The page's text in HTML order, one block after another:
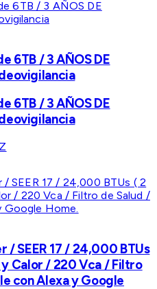
6TB / 3 AÑOS DE
6TB / 3 AÑOS DE
/ SEER 17 / 24,000 BTUs
y Calor / 220 Vca / Filtro
con Alexa y Google